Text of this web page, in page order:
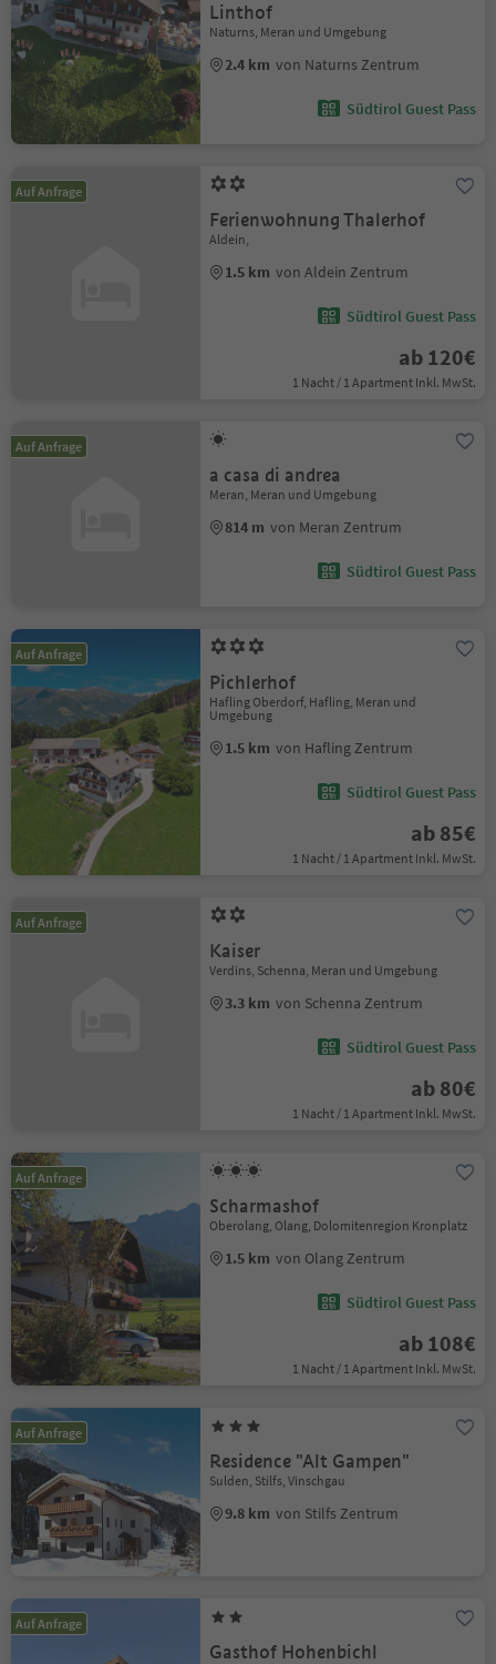
Linthof
Naturns, Meran und Umgebung
2.4 km von Naturns Zentrum
Südtirol Guest Pass
Auf Anfrage
Ferienwohnung Thalerhof
Aldein,
1.5 km von Aldein Zentrum
Südtirol Guest Pass
ab 120€
1 Nacht / 1 Apartment Inkl. MwSt.
Auf Anfrage
a casa di andrea
Meran, Meran und Umgebung
814 m von Meran Zentrum
Südtirol Guest Pass
Auf Anfrage
Pichlerhof
Hafling Oberdorf, Hafling, Meran und
Umgebung
1.5 km von Hafling Zentrum
Südtirol Guest Pass
ab 85€
1 Nacht / 1 Apartment Inkl. MwSt.
Auf Anfrage
Kaiser
Verdins, Schenna, Meran und Umgebung
3.3 km von Schenna Zentrum
Südtirol Guest Pass
ab 80€
1 Nacht / 1 Apartment Inkl. MwSt.
Auf Anfrage
Scharmashof
Oberolang, Olang, Dolomitenregion Kronplatz
1.5 km von Olang Zentrum
Südtirol Guest Pass
ab 108€
1 Nacht / 1 Apartment Inkl. MwSt.
Auf Anfrage
Residence "Alt Gampen"
Sulden, Stilfs, Vinschgau
9.8 km von Stilfs Zentrum
Auf Anfrage
Gasthof Hohenbichl